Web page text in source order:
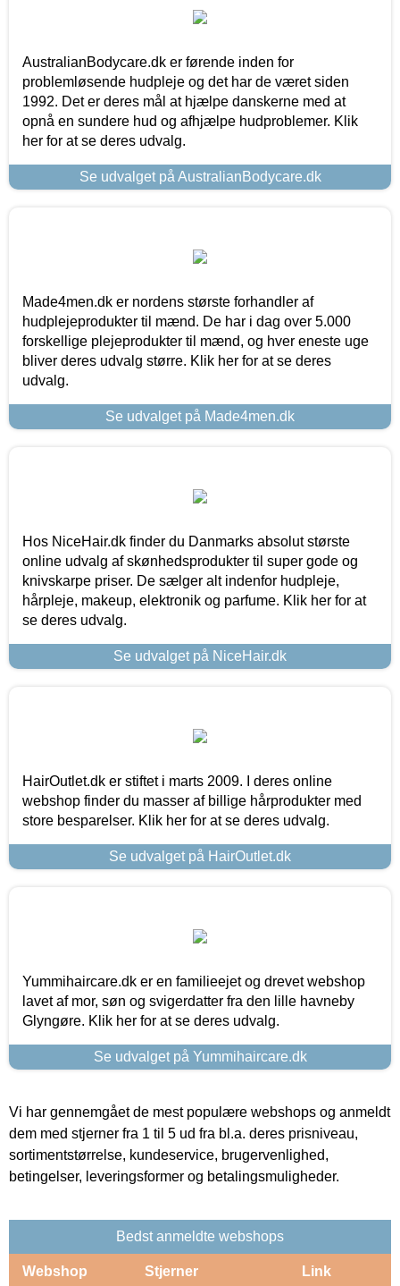
AustralianBodycare.dk er førende inden for
problemløsende hudpleje og det har de været siden
1992. Det er deres mål at hjælpe danskerne med at
opnå en sundere hud og afhjælpe hudproblemer. Klik
her for at se deres udvalg.
Se udvalget på AustralianBodycare.dk
Made4men.dk er nordens største forhandler af
hudplejeprodukter til mænd. De har i dag over 5.000
forskellige plejeprodukter til mænd, og hver eneste uge
bliver deres udvalg større. Klik her for at se deres
udvalg.
Se udvalget på Made4men.dk
Hos NiceHair.dk finder du Danmarks absolut største
online udvalg af skønhedsprodukter til super gode og
knivskarpe priser. De sælger alt indenfor hudpleje,
hårpleje, makeup, elektronik og parfume. Klik her for at
se deres udvalg.
Se udvalget på NiceHair.dk
HairOutlet.dk er stiftet i marts 2009. I deres online
webshop finder du masser af billige hårprodukter med
store besparelser. Klik her for at se deres udvalg.
Se udvalget på HairOutlet.dk
Yummihaircare.dk er en familieejet og drevet webshop
lavet af mor, søn og svigerdatter fra den lille havneby
Glyngøre. Klik her for at se deres udvalg.
Se udvalget på Yummihaircare.dk
Vi har gennemgået de mest populære webshops og anmeldt
dem med stjerner fra 1 til 5 ud fra bl.a. deres prisniveau,
sortimentstørrelse, kundeservice, brugervenlighed,
betingelser, leveringsformer og betalingsmuligheder.
Bedst anmeldte webshops
Webshop Stjerner Link